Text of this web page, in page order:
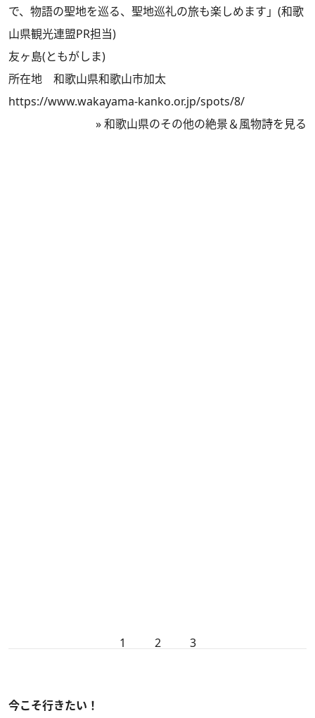
で、物語の聖地を巡る、聖地巡礼の旅も楽しめます」(和歌
山県観光連盟PR担当)
友ヶ島(ともがしま)
所在地 和歌山県和歌山市加太
https://www.wakayama-kanko.or.jp/spots/8/
»和歌山県のその他の絶景＆風物詩を見る
1 2 3
今こそ行きたい！